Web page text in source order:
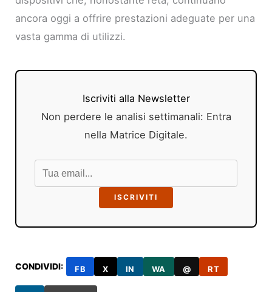
ancora oggi a offrire prestazioni adeguate per una
vasta gamma di utilizzi.
Iscriviti alla Newsletter
Non perdere le analisi settimanali: Entra
nella Matrice Digitale.
ISCRIVITI
CONDIVIDI: FB X IN WA @ RT